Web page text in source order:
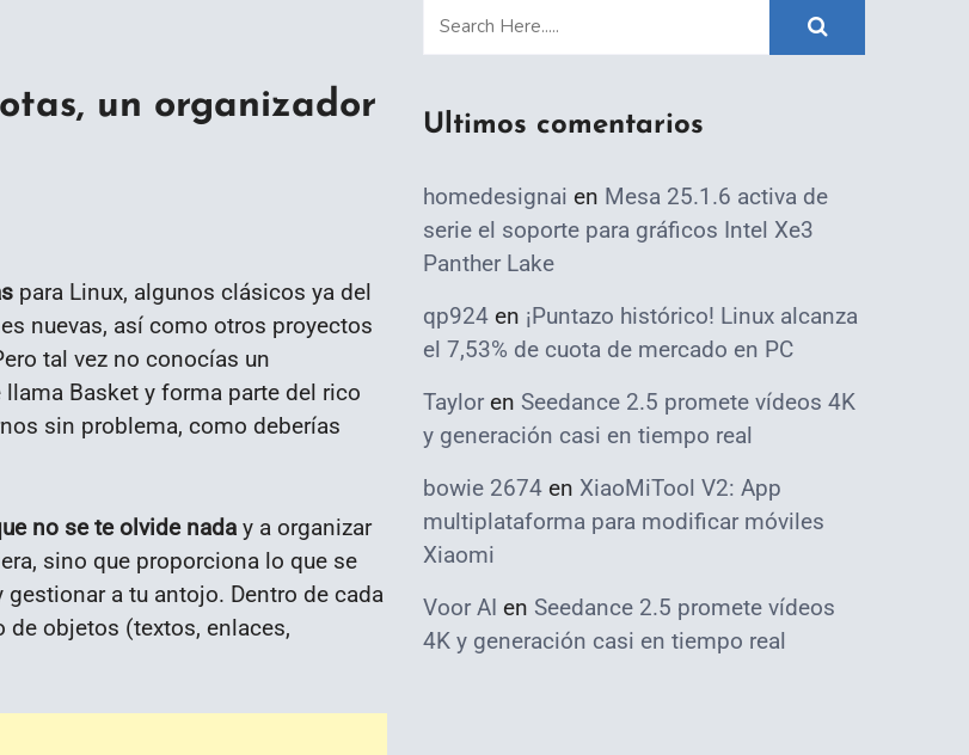
un organizador
para Linux, algunos clásicos ya del
nuevas, así como otros proyectos
tal vez no conocías un
Basket y forma parte del rico
sin problema, como deberías
no se te olvide nada y a organizar
sino que proporciona lo que se
a tu antojo. Dentro de cada
de objetos (textos, enlaces,
Ultimos comentarios
homedesignai en Mesa 25.1.6 activa de
serie el soporte para gráficos Intel Xe3
Panther Lake
qp924 en ¡Puntazo histórico! Linux alcanza
el 7,53% de cuota de mercado en PC
Taylor en Seedance 2.5 promete vídeos 4K
y generación casi en tiempo real
bowie 2674 en XiaoMiTool V2: App
multiplataforma para modificar móviles
Xiaomi
Voor AI en Seedance 2.5 promete vídeos
4K y generación casi en tiempo real